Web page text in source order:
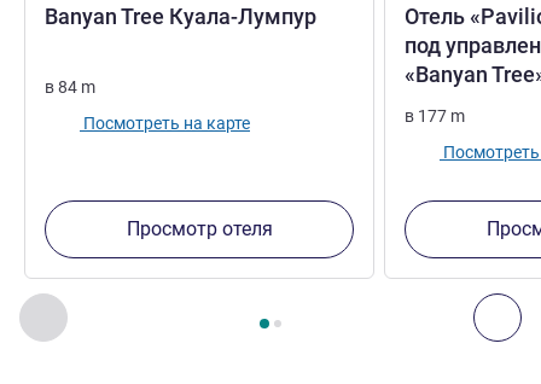
Назад - Другие отели поблизости
Страница , Другие отели поблизости 1 :, Другие
Banyan Tree Куала-Лумпур5 звезды
в84 m
Посмотреть на карте
Просмотр отеля
Отель
под
«Banyan
в 177 m
Посмотреть